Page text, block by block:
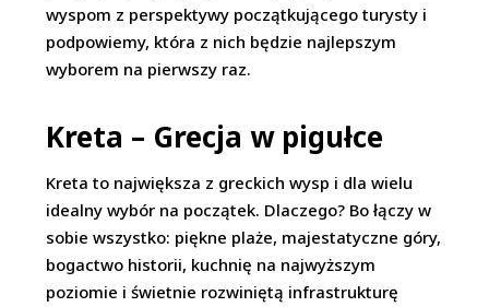
wyspom z perspektywy początkującego turysty i
podpowiemy, która z nich będzie najlepszym
wyborem na pierwszy raz.
Kreta – Grecja w pigułce
Kreta to największa z greckich wysp i dla wielu
idealny wybór na początek. Dlaczego? Bo łączy w
sobie wszystko: piękne plaże, majestatyczne góry,
bogactwo historii, kuchnię na najwyższym
poziomie i świetnie rozwiniętą infrastrukturę